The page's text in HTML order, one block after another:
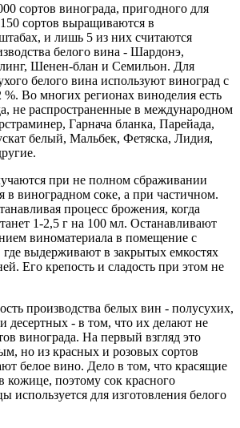
сортов винограда, пригодного для
сортов выращиваются в
и лишь 5 из них считаются
белого вина - Шардонэ,
Шенен-блан и Семильон. Для
белого вина используют виноград с
%. Во многих регионах виноделия есть
не распространенные в международном
Гарнача бланка, Парейада,
белый, Мальбек, Фетяска, Лидия,
при не полном сбраживании
в виноградном соке, а при частичном.
процесс брожения, когда
1-2,5 г на 100 мл. Останавливают
виноматериала в помещение с
где выдерживают в закрытых емкостях
Его крепость и сладость при этом не
производства белых вин - полусухих,
десертных - в том, что их делают не
винограда. На первый взгляд это
но из красных и розовых сортов
белое вино. Дело в том, что красящие
кожице, поэтому сок красного
используется для изготовления белого